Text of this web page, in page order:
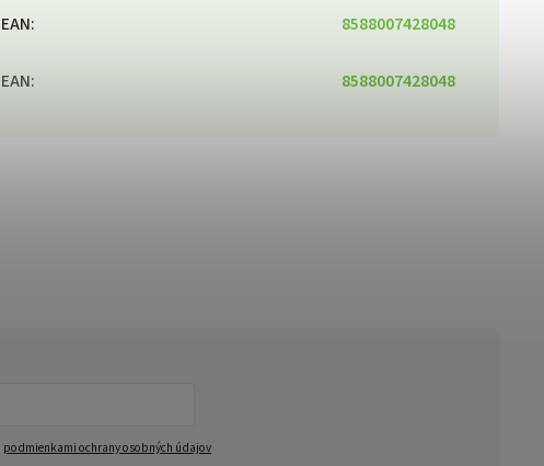
EAN: 8588007428048
EAN: 8588007428048
podmienkami ochrany osobných údajov